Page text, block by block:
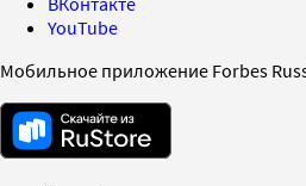
YouTube
Мобильное приложение Forbes